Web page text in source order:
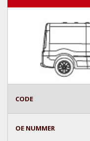
CODE
OE NUMMER